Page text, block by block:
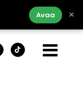
Avaa ×